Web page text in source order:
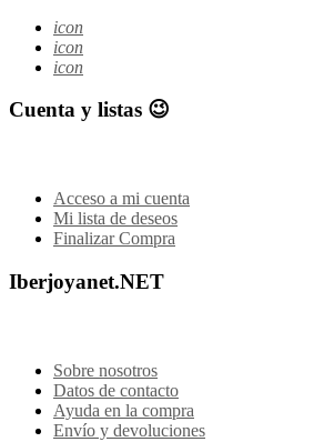
icon
icon
icon
Cuenta y listas 😉
Acceso a mi cuenta
Mi lista de deseos
Finalizar Compra
Iberjoyanet.NET
Sobre nosotros
Datos de contacto
Ayuda en la compra
Envío y devoluciones